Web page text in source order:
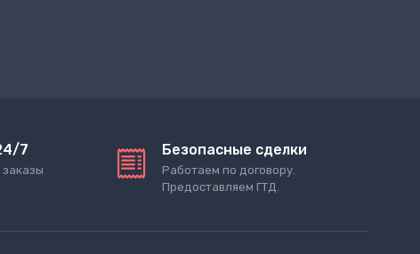
7 Безопасные сделки
Работаем по договору.
Предоставляем ГТД.